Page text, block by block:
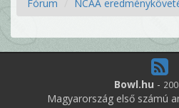
Fórum NCAA
Bowl.hu -
Magyarország első számú